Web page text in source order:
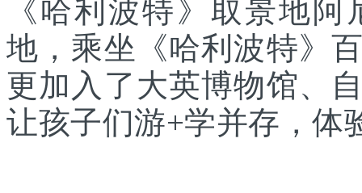
《哈利波特》取景地
地，乘坐《哈利波特》
更加入了大英博物馆、
让孩子们游+学并存，体